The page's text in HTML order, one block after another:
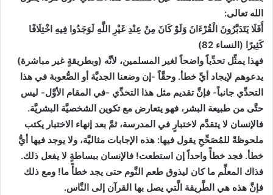
الله تعالى:
أَفَلَا يَتَدَبَّرُونَ الْقُرْءَانَ وَلَوْ كَانَ مِنْ عِنْدِ غَيْرِ اللَّهِ لَوَجَدُوا فِيهِ اخْتِلَافًا
كَثِيرًا (النساء 82)
فهذا يمثِّل تحدِّياً واضحاً لغير المسلمين، لأنَّه (وبطريقةٍ غير مباشرة)
يدعوهم لإيجاد أيِّ خطأ. وحقَّاً -إن وضعنا الجديَّة أو الصُّعوبة في هذا
التحدِّي جانباً- فإنَّ تقديم مثل هذا التحدِّي -في المقام الأوَّل- ليس
حتَّى من طبيعة البشر، فهو يتعارض مع تكوين الشخصيَّة البشريَّة.
فالإنسان لا يتقدَّم لاختبارٍ في المدرسة، ثمَّ بعد إنهاء الاختبار يكتب
ملحوظةً للمُصَحِّحِ يقول فيها: هذه الإجابات مثاليَّة، ولا يوجد فيها أيُّ
خطأ. فجد خطأً واحداً إن استطعت! فالإنسان ببساطةٍ لا يفعل ذلك.
فذاك المعلِّم ما كان ليذوق طعم النَّوم حتى يجد خطأً ما! ومع ذلك
فإنَّ هذه هي الطَّريقة الَّتي يصل بها القرآن إلى النَّاس.